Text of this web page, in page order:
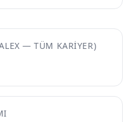
— TÜM KARIYER)